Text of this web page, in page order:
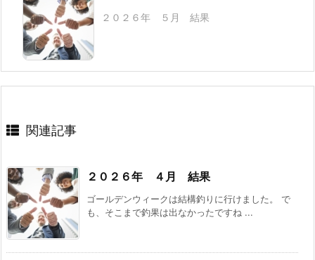
２０２６年 ５月 結果
関連記事
２０２６年 ４月 結果
ゴールデンウィークは結構釣りに行けました。 で
も、そこまで釣果は出なかったですね ...